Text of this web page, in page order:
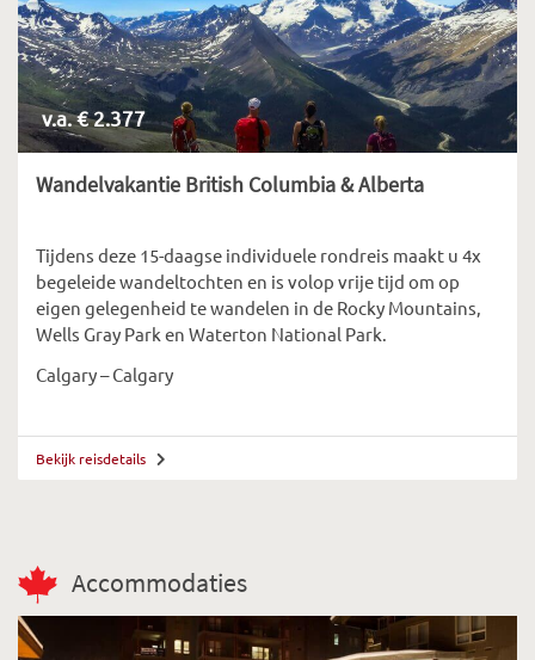
v.a. € 2.377
Wandelvakantie British Columbia & Alberta
Tijdens deze 15-daagse individuele rondreis maakt u 4x
begeleide wandeltochten en is volop vrije tijd om op
eigen gelegenheid te wandelen in de Rocky Mountains,
Wells Gray Park en Waterton National Park.
Calgary – Calgary
Bekijk reisdetails
Accommodaties